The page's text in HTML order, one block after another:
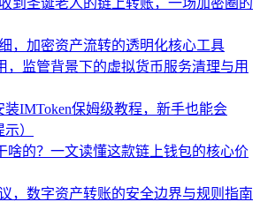
，加密资产流转的透明化核心工具
，监管背景下的虚拟货币服务清理与用
IMToken保姆级教程，新手也能会
）
啥的？一文读懂这款链上钱包的核心价
，数字资产转账的安全边界与规则指南